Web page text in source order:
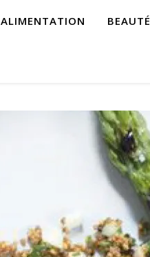
ALIMENTATION BEAUTÉ